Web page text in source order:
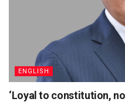
ENGLISH
‘Loyal to constitution,